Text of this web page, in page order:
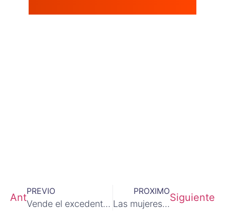
Ant
PREVIO
Vende el excedente de tu stock
PROXIMO
Las mujeres ocupan menos puestos de responsabilidad en el sector I+D+ISiguiente